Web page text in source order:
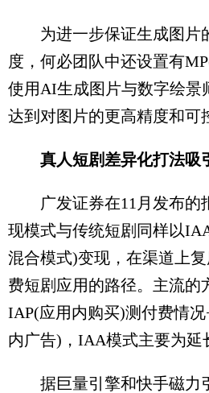
为进一步保证生成图片
度，何必团队中还设置有
使用AI生成图片与数字绘景
达到对图片的更高精度和可
真人短剧差异化打法吸
广发证券在11月发布的
现模式与传统短剧同样以
混合模式)变现，在渠道上
费短剧应用的路径。主流的
IAP(应用内购买)测付费情
内广告)，IAA模式主要为延
据巨量引擎和快手磁力